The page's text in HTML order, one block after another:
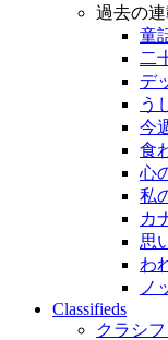
過去の
童
二
デ
う
今
食
心
私
カ
思
わ
ノ
Classifieds
クラシ